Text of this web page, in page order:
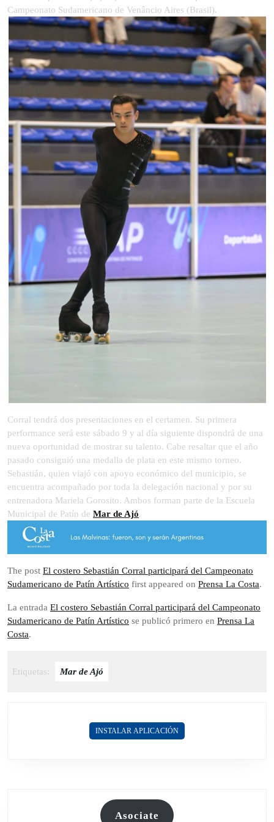
Campeonato Sudamericano de Venâncio Aires (Brasil).
Corral tendrá dos presentaciones en el certamen. Su primera
performance será este sábado 9 y al día siguiente dispondrá de una
nueva oportunidad de mostrar su talento. Cabe resaltar que el año
pasado consiguió una medalla de plata en este mismo torneo.
Sebastián, quien viajó con apoyo económico del municipio, se
encuentra acompañado por toda la delegación nacional y por su
entrenadora Mariela Gorosito. Ambos forman parte de la Escuela
Municipal de Patín de Mar de Ajó.
The post El costero Sebastián Corral participará del Campeonato
Sudamericano de Patín Artístico first appeared on Prensa La Costa.
La entrada El costero Sebastián Corral participará del Campeonato
Sudamericano de Patín Artístico se publicó primero en Prensa La
Costa.
Etiquetas: Mar de Ajó
INSTALAR APLICACIÓN
Asociate